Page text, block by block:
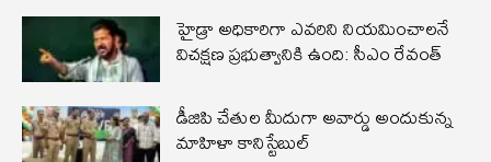
హైడ్రా అధికారిగా ఎవరిని నియమించాలనే
విచక్షణ ప్రభుత్వానికి ఉంది: సీఎం రేవంత్
డీజిపి చేతుల మీదుగా అవార్డు అందుకున్న
మాహిళా కానిస్టేబుల్